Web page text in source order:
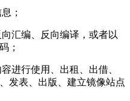
；
汇编、反向编译，或者以
；
进行使用、出租、出借、
发表、出版、建立镜像站点